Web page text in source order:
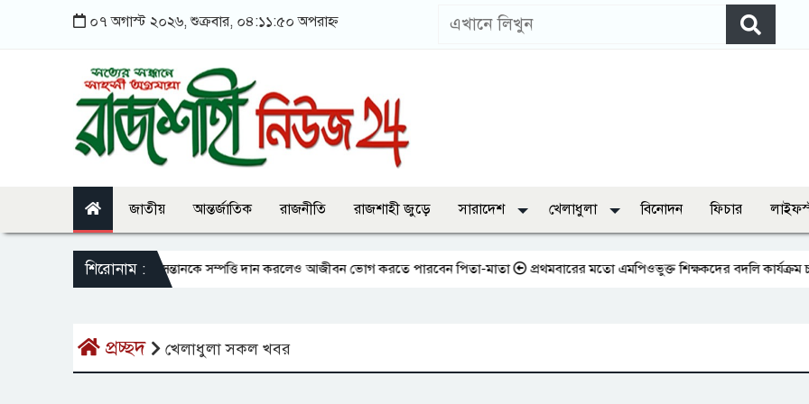
০৭ অগাস্ট ২০২৬, শুক্রবার, ০৪:১১:৫০ অপরাহ্ন
জাতীয় আন্তর্জাতিক রাজনীতি রাজশাহী জুড়ে সারাদেশ খেলাধুলা বিনোদন ফিচার
শিরোনাম :
সন্তানকে সম্পত্তি দান করলেও আজীবন ভোগ করতে পারবেন পিতা-মাতা প্রথমবারের মতো এমপিওভুক্ত শিক্ষকদের বদলি কার্যক্রম চালু
প্রচ্ছদ খেলাধুলা সকল খবর